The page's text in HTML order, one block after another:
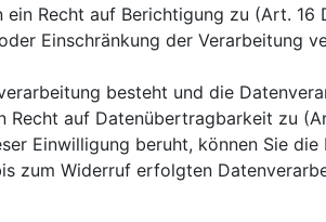
Recht auf Berichtigung zu (Art. 16
Einschränkung der Verarbeitung
besteht und die
auf Datenübertragbarkeit zu
Einwilligung beruht, können Sie
zum Widerruf erfolgten